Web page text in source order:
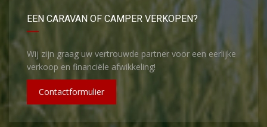
EEN CARAVAN OF CAMPER VERKOPEN?
Wij zijn graag uw vertrouwde partner voor een eerlijke
verkoop en financiële afwikkeling!
Contactformulier